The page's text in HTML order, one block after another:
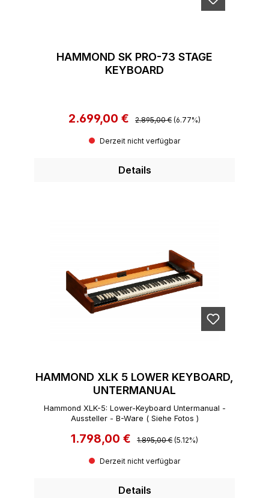
HAMMOND SK PRO-73 STAGE
KEYBOARD
Verkaufspreis:
2.699,00 € Regulärer Preis:
2.895,00 € (6.77%)
Derzeit nicht verfügbar
Details
HAMMOND XLK 5 LOWER KEYBOARD,
UNTERMANUAL
Hammond XLK-5: Lower-Keyboard Untermanual -
Aussteller - B-Ware ( Siehe Fotos )
Verkaufspreis:
1.798,00 € Regulärer Preis:
1.895,00 € (5.12%)
Derzeit nicht verfügbar
Details